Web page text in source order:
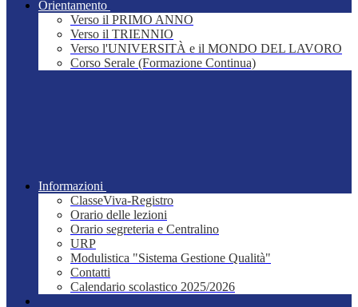
Orientamento
Verso il PRIMO ANNO
Verso il TRIENNIO
Verso l'UNIVERSITÀ e il MONDO DEL LAVORO
Corso Serale (Formazione Continua)
Informazioni
ClasseViva-Registro
Orario delle lezioni
Orario segreteria e Centralino
URP
Modulistica "Sistema Gestione Qualità"
Contatti
Calendario scolastico 2025/2026